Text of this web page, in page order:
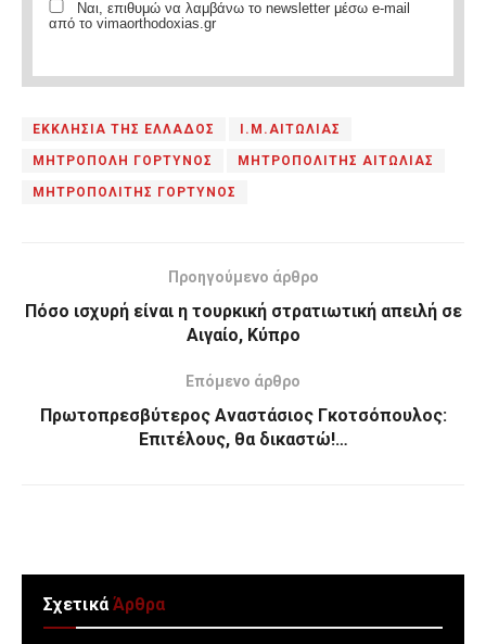
Ναι, επιθυμώ να λαμβάνω το newsletter μέσω e-mail
από το vimaorthodoxias.gr
ΕΚΚΛΗΣΙΑ ΤΗΣ ΕΛΛΑΔΟΣ Ι.Μ.ΑΙΤΩΛΙΑΣ
ΜΗΤΡΟΠΟΛΗ ΓΟΡΤΥΝΟΣ ΜΗΤΡΟΠΟΛΙΤΗΣ ΑΙΤΩΛΙΑΣ
ΜΗΤΡΟΠΟΛΙΤΗΣ ΓΟΡΤΥΝΟΣ
Προηγούμενο άρθρο
Πόσο ισχυρή είναι η τουρκική στρατιωτική απειλή σε
Αιγαίο, Κύπρο
Επόμενο άρθρο
Πρωτοπρεσβύτερος Αναστάσιος Γκοτσόπουλος:
Επιτέλους, θα δικαστώ!…
ΣχετικάΆρθρα